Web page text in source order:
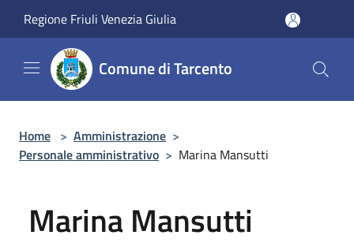
Regione Friuli Venezia Giulia
Comune di Tarcento
Home > Amministrazione >
Personale amministrativo > Marina Mansutti
Marina Mansutti